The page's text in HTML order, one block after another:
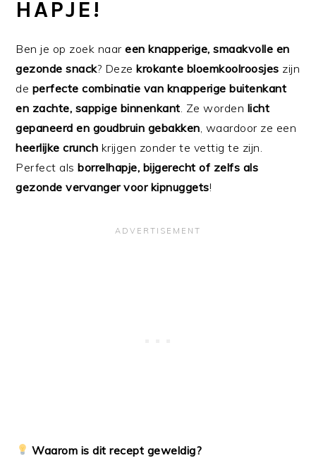
HAPJE!
Ben je op zoek naareen knapperige, smaakvolle en
gezonde snack? Dezekrokante bloemkoolroosjes zijn
de perfecte combinatie van knapperige buitenkant
en zachte, sappige binnenkant . Ze worden licht
gepaneerd en goudbruin gebakken , waardoor ze een
heerlijke crunch krijgen zonder te vettig te zijn.
Perfect alsborrelhapje, bijgerecht of zelfs als
gezonde vervanger voor kipnuggets!
Waarom is dit recept geweldig?